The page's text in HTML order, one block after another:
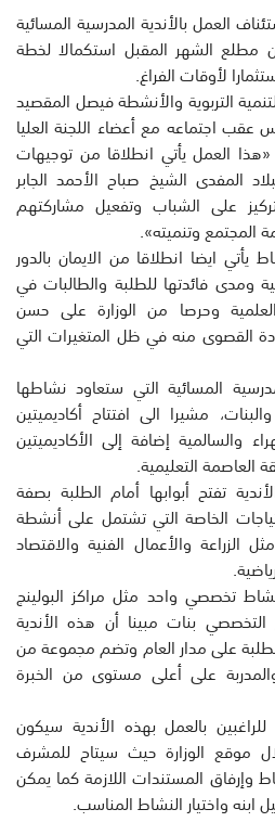
العمل بالأندية المدرسية المسائية
مطلع الشهر المقبل استكمالا لخطة
لأوقات الفراغ.
التربوية والأنشطة فيصل المقصيد
اجتماعه مع أعضاء اللجنة العليا
«هذا العمل يأتي انطلاقا من توجيهات
المفدى الشيخ صباح الأحمد الجابر
على الشباب وتفعيل مشاركتهم
المجتمع وتنميته».
ايضا انطلاقا من الايمان بالدور
ومدى فائدتها للطلبة والطالبات في
وحرصا من الوزارة على حسن
القصوى منه في ظل المتغيرات التي
المسائية التي ستعاود نشاطها
مشيرا الى افتتاح أكاديميتين
والسالمية إضافة إلى الأكاديميتين
العاصمة التعليمية.
تفتح أبوابها أمام الطلبة بصفة
الخاصة التي تشتمل على أنشطة
والأعمال الفنية والاقتصاد
تخصصي واحد مثل مراكز البولينج
بنات مبينا أن هذه الأندية
على مدار العام وتضم مجموعة من
على أعلى مستوى من الخبرة
بالعمل بهذه الأندية سيكون
موقع الوزارة حيث سيتاح للمشرف
وإرفاق المستندات اللازمة كما يمكن
واختيار النشاط المناسب.